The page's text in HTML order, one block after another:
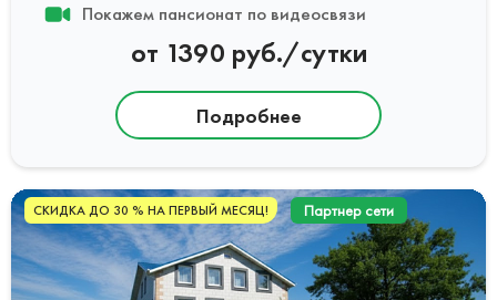
Покажем пансионат по видеосвязи
от 1390 руб./сутки
Подробнее
СКИДКА ДО 30 % НА ПЕРВЫЙ МЕСЯЦ! Партнер сети